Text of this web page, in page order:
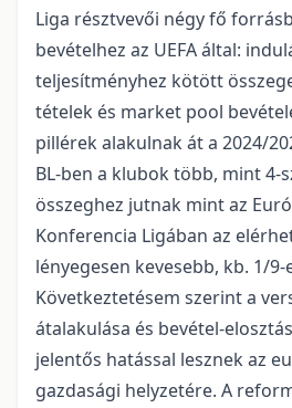
Liga résztvevői négy fő
bevételhez az UEFA által:
teljesítményhez kötött
tételek és market pool
pillérek alakulnak át a 2024/
BL-ben a klubok több, mint 4-
összeghez jutnak mint az
Konferencia Ligában az
lényegesen kevesebb, kb. 1/9-
Következtetésem szerint a
átalakulása és bevétel-
jelentős hatással lesznek az
gazdasági helyzetére. A